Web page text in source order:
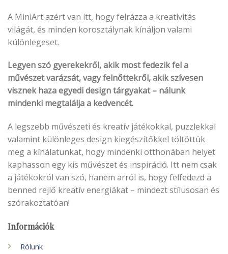
A MiniArt azért van itt, hogy felrázza a kreativitás
világát, és minden korosztálynak kínáljon valami
különlegeset.
Legyen szó gyerekekről, akik most fedezik fel a
művészet varázsát, vagy felnőttekről, akik szívesen
visznek haza egyedi design tárgyakat – nálunk
mindenki megtalálja a kedvencét.
A legszebb művészeti és kreatív játékokkal, puzzlekkal
valamint különleges design kiegészítőkkel töltöttük
meg a kínálatunkat, hogy mindenki otthonában helyet
kaphasson egy kis művészet és inspiráció. Itt nem csak
a játékokról van szó, hanem arról is, hogy felfedezd a
benned rejlő kreatív energiákat – mindezt stílusosan és
szórakoztatóan!
Információk
Rólunk